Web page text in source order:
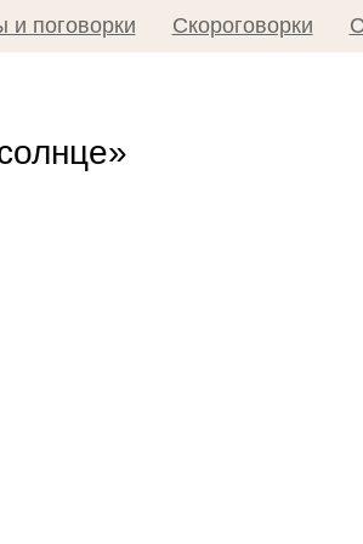
и поговорки Скороговорки